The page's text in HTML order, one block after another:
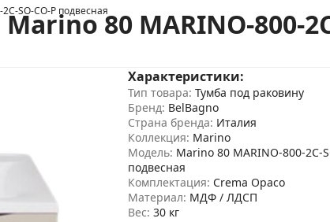
SO-CO-P подвесная80 MARINO-800-
Характеристики:
Тип товара: Тумба под раковину
Бренд: BelBagno
Страна бренда: Италия
Коллекция: Marino
Модель: Marino 80 MARINO-800-2C-
подвесная
Комплектация: Crema Opaco
Материал: МДФ / ЛДСП
Вес: 30 кг